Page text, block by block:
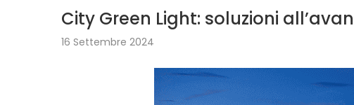
City Green Light: soluzioni
16 Settembre 2024